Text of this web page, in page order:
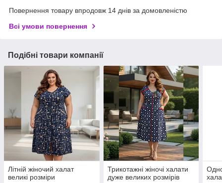
Повернення товару впродовж 14 днів за домовленістю
Всі умови повернення
Подібні товари компанії
Літній жіночий халат
великі розміри
Трикотажні жіночі халати
дуже великих розмірів